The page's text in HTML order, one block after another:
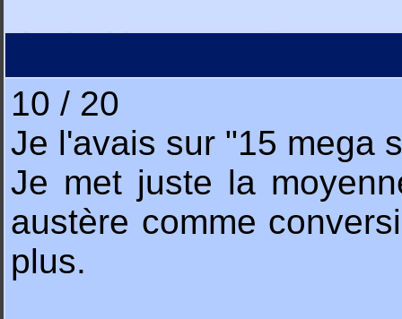
10 / 20
Je l'avais sur "15 mega
Je met juste la
austère comme
plus.